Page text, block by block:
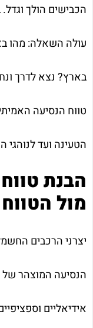
הכבישים הולך
עולה השאלה: מהו
בארץ? נצא לדרך
טווח הנסיעה
הטעינה ועד לנוהגי
הבנת
מול
יצרני הרכבים
הנסיעה המוצהר של
אידיאליים